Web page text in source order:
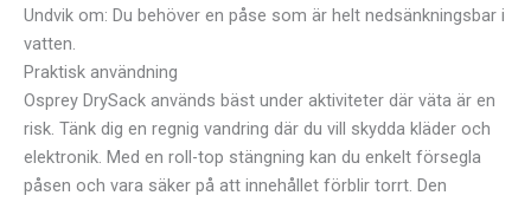
Undvik om: Du behöver en påse som är helt nedsänkningsbar i
vatten.
Praktisk användning
Osprey DrySack används bäst under aktiviteter där väta är en
risk. Tänk dig en regnig vandring där du vill skydda kläder och
elektronik. Med en roll-top stängning kan du enkelt försegla
påsen och vara säker på att innehållet förblir torrt. Den